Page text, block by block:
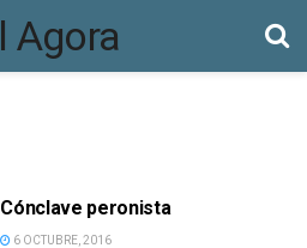
Cónclave peronista
6 OCTUBRE, 2016